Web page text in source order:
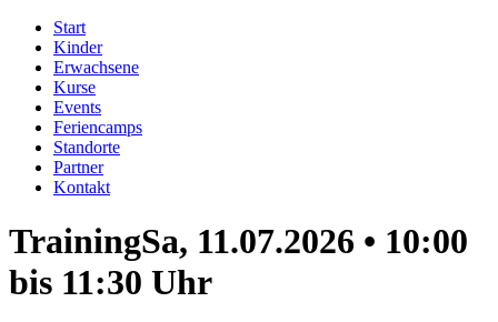
Start
Kinder
Erwachsene
Kurse
Events
Feriencamps
Standorte
Partner
Kontakt
Training